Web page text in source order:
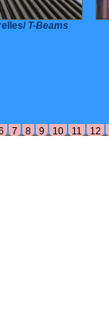
T-Beams
7 8 9 10 11 12